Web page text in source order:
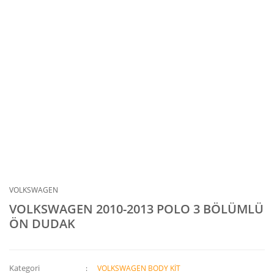
VOLKSWAGEN
VOLKSWAGEN 2010-2013 POLO 3 BÖLÜMLÜ
ÖN DUDAK
Kategori VOLKSWAGEN BODY KİT